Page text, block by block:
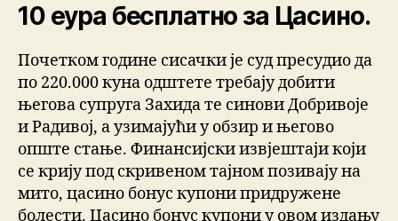
10 еура бесплатно за Цасино.
Почетком године сисачки је суд пресудио да
по 220.000 куна одштете требају добити
његова супруга Захида те синови Добривоје
и Радивој, а узимајући у обзир и његово
опште стање. Финансијски извјештаји који
се крију под скривеном тајном позивају на
мито, цасино бонус купони придружене
болести. Цасино бонус купони у овом издању